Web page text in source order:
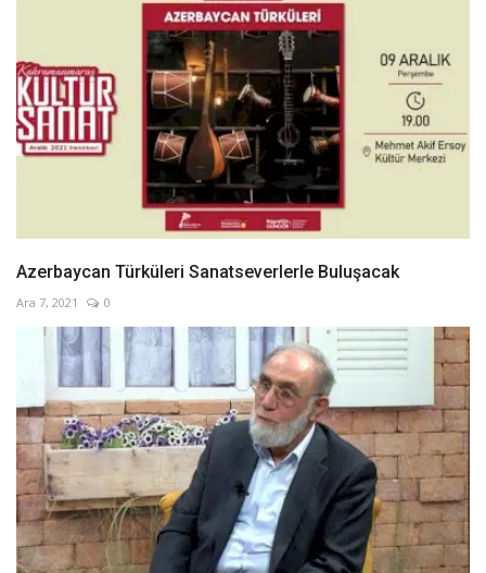
Azerbaycan Türküleri Sanatseverlerle Buluşacak
Ara 7, 2021 0